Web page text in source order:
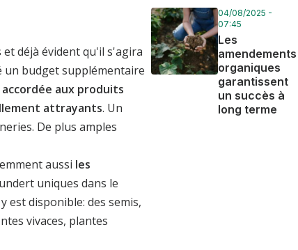
déjà évident qu'il s'agira
un budget supplémentaire
aux produits
attrayants. Un
De plus amples
aussi les
uniques dans le
est disponible: des semis,
vivaces, plantes
04/08/2025 -
07:45
Les
amendements
organiques
garantissent
un succès à
long terme